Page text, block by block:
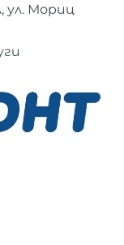
ул. Мориц